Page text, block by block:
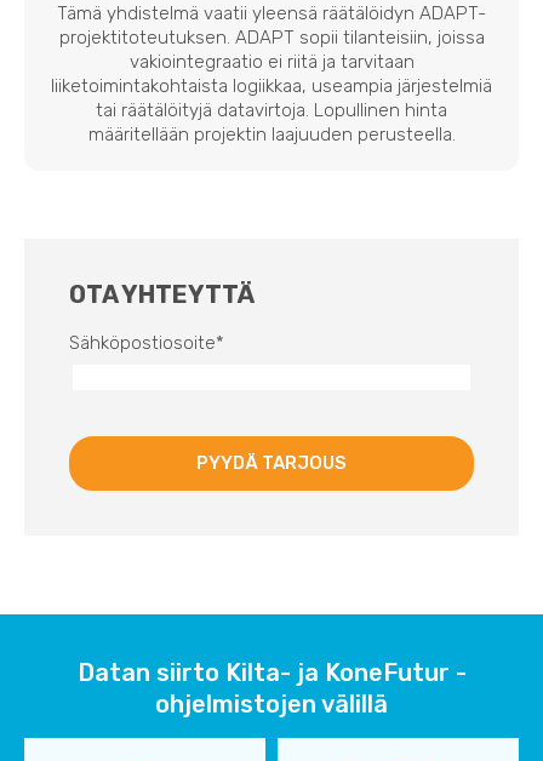
Tämä yhdistelmä vaatii yleensä räätälöidyn ADAPT-
projektitoteutuksen. ADAPT sopii tilanteisiin, joissa
vakiointegraatio ei riitä ja tarvitaan
liiketoimintakohtaista logiikkaa, useampia järjestelmiä
tai räätälöityjä datavirtoja. Lopullinen hinta
määritellään projektin laajuuden perusteella.
OTA YHTEYTTÄ
Sähköpostiosoite*
Datan siirto Kilta- ja KoneFutur -
ohjelmistojen välillä